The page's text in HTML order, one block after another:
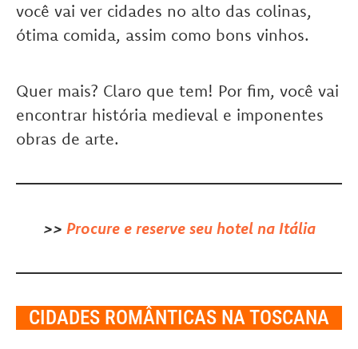
você vai ver cidades no alto das colinas,
ótima comida, assim como bons vinhos.
Quer mais? Claro que tem! Por fim, você vai
encontrar história medieval e imponentes
obras de arte.
>> Procure e reserve seu hotel na Itália
CIDADES ROMÂNTICAS NA TOSCANA